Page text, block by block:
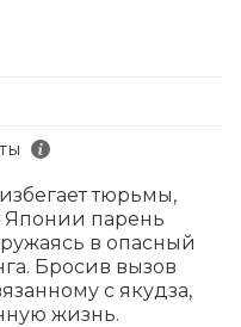
тюрьмы,
Японии парень
в опасный
Бросив вызов
с якудза,
жизнь.